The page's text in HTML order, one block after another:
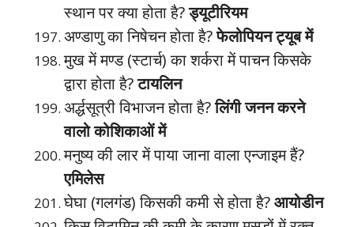
स्थान पर क्या होता है?ड्यूटीरियम
अण्डाणु का निषेचन होता है?फेलोपियन ट्यूब में
मुख में मण्ड (स्टार्च) का शर्करा में पाचन किसके
द्वारा होता है?टायलिन
अर्द्धसूत्री विभाजन होता है?लिंगी जनन करने
वालो कोशिकाओं में
मनुष्य की लार में पाया जाना वाला एन्जाइम हैं?
एमिलेस
घेघा (गलगंड) किसकी कमी से होता है?आयोडीन